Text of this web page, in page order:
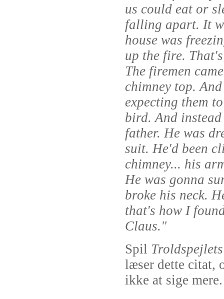
us could eat or
falling apart. It
house was
up the fire.
The firemen
chimney top.
expecting them
bird. And
father. He was
suit. He'd been
chimney... his
He was gonna
broke his neck.
that's how I
Claus."
Spil Troldspejlets
læser dette citat,
ikke at sige mere.